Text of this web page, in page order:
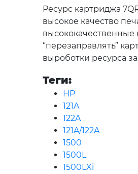
Ресурс картриджа
высокое качество
высококачественные
“перезаправлять”
выроботки ресурса
Теги:
HP
121A
122A
121A/122A
1500
1500L
1500LXi